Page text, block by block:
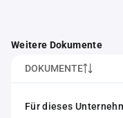
Weitere Dokumente
DOKUMENTE
Für dieses